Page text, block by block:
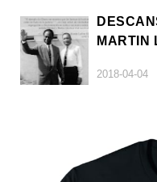
MARTIN
2018-04-04